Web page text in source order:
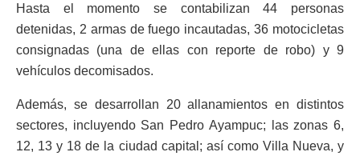
Hasta el momento se contabilizan 44 personas
detenidas, 2 armas de fuego incautadas, 36 motocicletas
consignadas (una de ellas con reporte de robo) y 9
vehículos decomisados.
Además, se desarrollan 20 allanamientos en distintos
sectores, incluyendo San Pedro Ayampuc; las zonas 6,
12, 13 y 18 de la ciudad capital; así como Villa Nueva, y